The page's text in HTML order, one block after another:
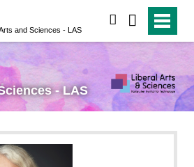
and Sciences - LAS
- LAS